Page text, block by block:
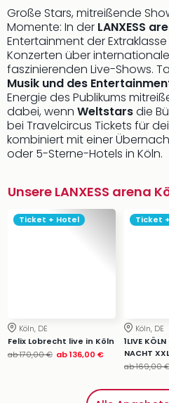
Große Stars, mitreißende
Momente: In der LANXESS
Entertainment der
Konzerten über
faszinierenden Live-Shows.
Musik und des
Energie des Publikums
dabei, wenn Weltstarsdie
bei Travelcircus Tickets für
kombiniert mit einer
oder 5-Sterne-Hotels in Köln.
Unsere LANXESS arena
Ticket + Hotel
Köln, DE
Felix Lobrecht live in Köln
ab170,00 € ab136,00 €
Ticket
Köln, DE
1LIVE
NACHT XXL
ab169,00